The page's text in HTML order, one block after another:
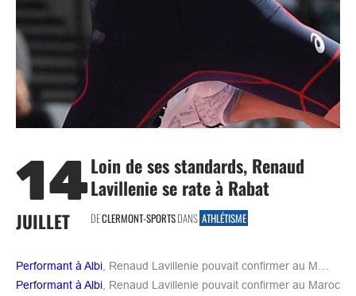
14
JUILLET
Loin de ses standards, Renaud
Lavillenie se rate à Rabat
DECLERMONT-SPORTSDANS ATHLÉTISME
Performant à Albi , Renaud Lavillenie pouvait confirmer au M…
Performant à Albi , Renaud Lavillenie pouvait confirmer au Maroc